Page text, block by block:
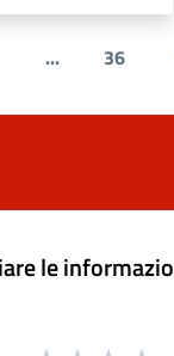
... 36
le